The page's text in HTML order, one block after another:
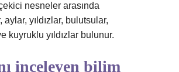
nesneler arasında
yıldızlar, bulutsular,
kuyruklu yıldızlar bulunur.
inceleyen bilim